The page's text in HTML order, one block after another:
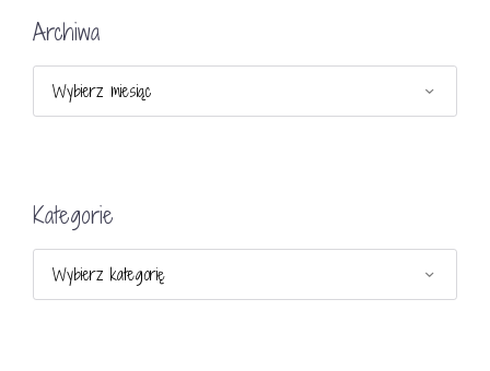
Archiwa
Kategorie